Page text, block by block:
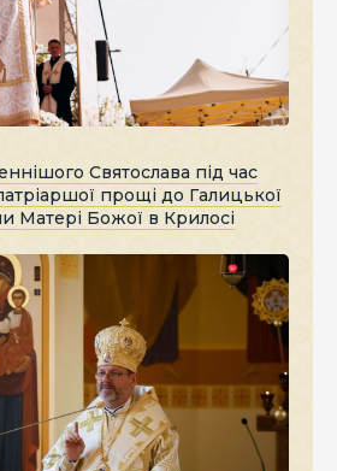
Святослава під час
прощі до Галицької
Матері Божої в Крилосі